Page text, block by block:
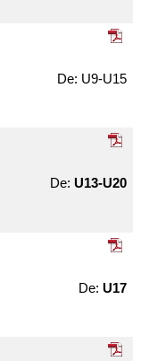
U9-U15
U13-U20
U17